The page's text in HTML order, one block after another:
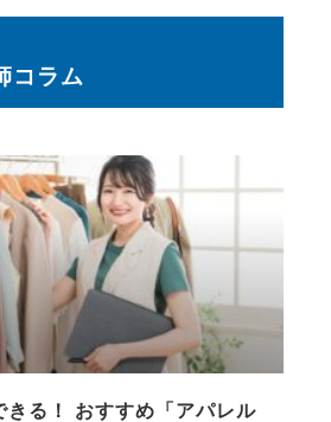
コラム
きる！ おすすめ「アパレル